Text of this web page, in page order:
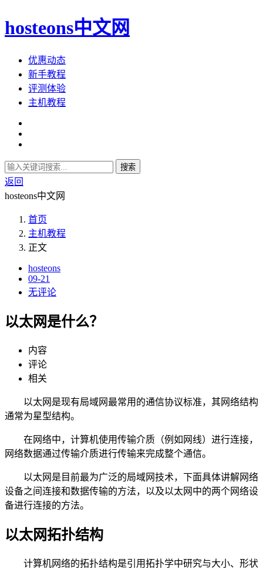
hosteons中文网
优惠动态
新手教程
评测体验
主机教程
搜索
返回
hosteons中文网
首页
主机教程
正文
hosteons
09-21
无评论
以太网是什么？
内容
评论
相关
以太网是现有局域网最常用的通信协议标准，其网络结构
通常为星型结构。
在网络中，计算机使用传输介质（例如网线）进行连接，
网络数据通过传输介质进行传输来完成整个通信。
以太网是目前最为广泛的局域网技术，下面具体讲解网络
设备之间连接和数据传输的方法，以及以太网中的两个网络设
备进行连接的方法。
以太网拓扑结构
计算机网络的拓扑结构是引用拓扑学中研究与大小、形状